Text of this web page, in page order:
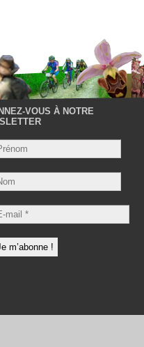
VOUS À NOTRE